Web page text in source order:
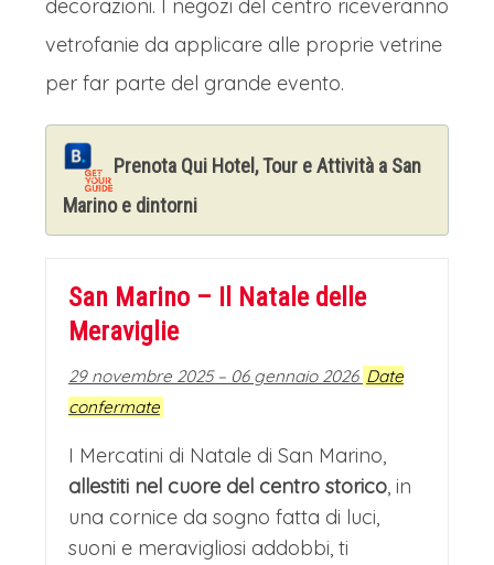
decorazioni. I negozi del centro riceveranno
vetrofanie da applicare alle proprie vetrine
per far parte del grande evento.
Prenota Qui Hotel, Tour e Attività a San
Marino e dintorni
San Marino – Il Natale delle
Meraviglie
29 novembre 2025 – 06 gennaio 2026 Date
confermate
I Mercatini di Natale di San Marino,
allestiti nel cuore del centro storico, in
una cornice da sogno fatta di luci,
suoni e meravigliosi addobbi, ti